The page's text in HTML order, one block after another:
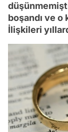
boşandı ve o
İlişkileri